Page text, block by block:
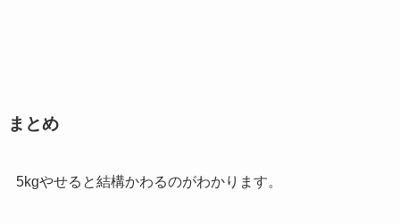
まとめ
5kgやせると結構かわるのがわかります。